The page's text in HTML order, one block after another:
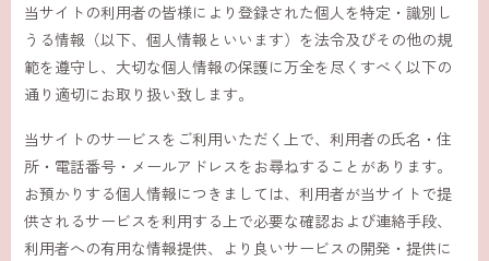
当サイトの利用者の皆様により登録された個人を特定・識別し
うる情報（以下、個人情報といいます）を法令及びその他の規
範を遵守し、大切な個人情報の保護に万全を尽くすべく以下の
通り適切にお取り扱い致します。
当サイトのサービスをご利用いただく上で、利用者の氏名・住
所・電話番号・メールアドレスをお尋ねすることがあります。
お預かりする個人情報につきましては、利用者が当サイトで提
供されるサービスを利用する上で必要な確認および連絡手段、
利用者への有用な情報提供、より良いサービスの開発・提供に